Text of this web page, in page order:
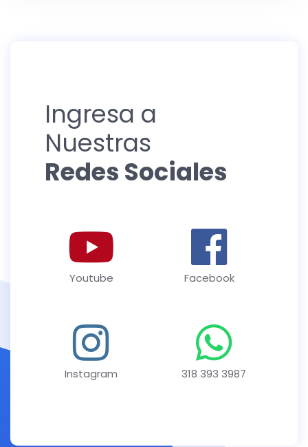
Ingresa a
Nuestras
Redes Sociales
Youtube Facebook
Instagram 318 393 3987